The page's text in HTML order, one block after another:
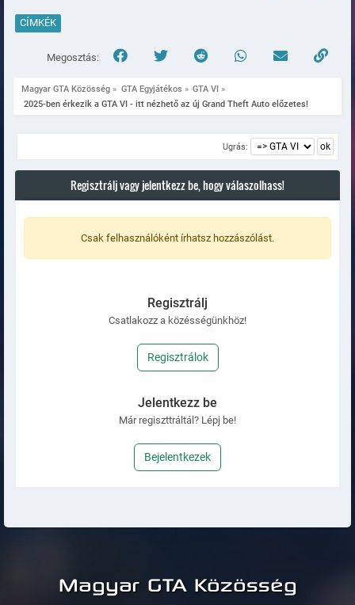
CÍMKÉK
Megosztás:
Magyar GTA Közösség » GTA Egyjátékos » GTA VI »
2025-ben érkezik a GTA VI - itt nézhető az új Grand Theft Auto előzetes!
Ugrás:
Regisztrálj vagy jelentkezz be, hogy válaszolhass!
Csak felhasználóként írhatsz hozzászólást.
Regisztrálj
Csatlakozz a közésségünkhöz!
Regisztrálok
Jelentkezz be
Már regiszttráltál? Lépj be!
Bejelentkezek
Magyar GTA Közösség